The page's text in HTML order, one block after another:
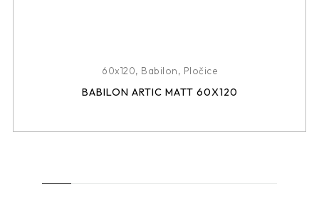
60x120, Babilon, Pločice
BABILON ARTIC MATT 60X120